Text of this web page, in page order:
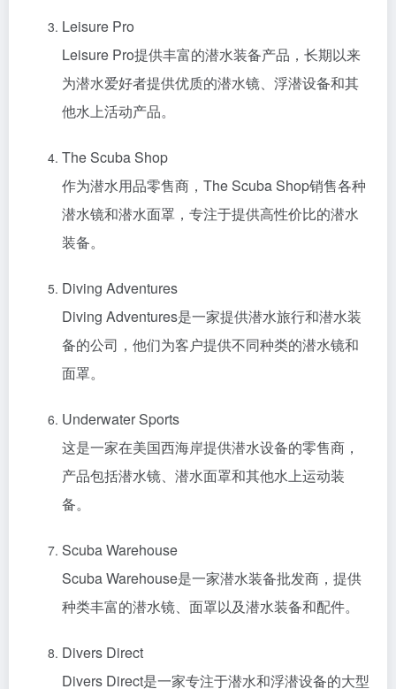
Leisure Pro
Leisure Pro提供丰富的潜水装备产品，长期以来
为潜水爱好者提供优质的潜水镜、浮潜设备和其
他水上活动产品。
The Scuba Shop
作为潜水用品零售商，The Scuba Shop销售各种
潜水镜和潜水面罩，专注于提供高性价比的潜水
装备。
Diving Adventures
Diving Adventures是一家提供潜水旅行和潜水装
备的公司，他们为客户提供不同种类的潜水镜和
面罩。
Underwater Sports
这是一家在美国西海岸提供潜水设备的零售商，
产品包括潜水镜、潜水面罩和其他水上运动装
备。
Scuba Warehouse
Scuba Warehouse是一家潜水装备批发商，提供
种类丰富的潜水镜、面罩以及潜水装备和配件。
Divers Direct
Divers Direct是一家专注于潜水和浮潜设备的大型